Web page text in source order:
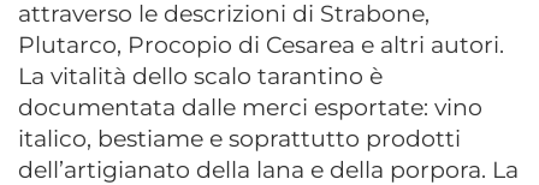
attraverso le descrizioni di Strabone,
Plutarco, Procopio di Cesarea e altri autori.
La vitalità dello scalo tarantino è
documentata dalle merci esportate: vino
italico, bestiame e soprattutto prodotti
dell’artigianato della lana e della porpora. La